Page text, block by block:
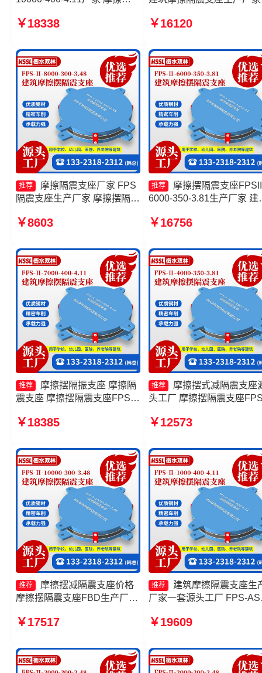
3.81生产厂家 摩擦摆减隔震支
隔震支座FPSII-4000-300-
3.48
￥18338
厂家 摩擦摆隔震支座FPSII-
￥16120
推荐
摩擦隔震支座厂家 FPS
隔震支座生产厂家 摩擦摆隔震
产厂家 摩擦摆隔震支座FPSII-
￥8603
推荐
摩擦摆隔震支座
6000-350-3.81生产厂家 建
摆隔震支座 摩擦摆式减震
￥16756
推荐
摩擦摆隔振支座 摩擦隔
震支座 摩擦摆隔震支座FPSII-
隔震支座生产厂家
￥18385
推荐
摩擦摆式减隔震支座
头工厂 摩擦摆隔震支座
摩擦摆支座厂家 建筑摩擦
￥12573
推荐
摩擦摆减隔震支座价格
摩擦摆隔震支座FBD生产厂家
300-3.48 摩擦摆隔震支座
￥17517
推荐
建筑摩擦隔震支座生
厂家一套源头工厂 FPS-
座-15.0ZX支座的价格 建筑
￥19609